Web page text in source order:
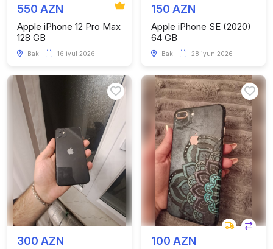
550 AZN
Apple iPhone 12 Pro Max
128 GB
Bakı 16 iyul 2026
150 AZN
Apple iPhone SE (2020)
64 GB
Bakı 28 iyun 2026
300 AZN 100 AZN